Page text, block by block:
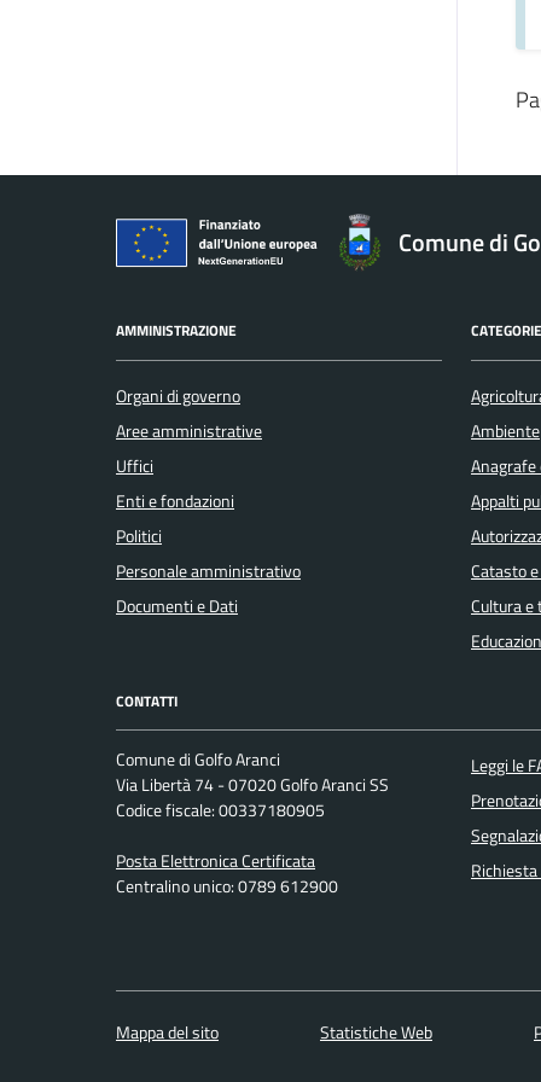
Comune di
AMMINISTRAZIONE
Organi di governo
Aree amministrative
Uffici
Enti e fondazioni
Politici
Personale amministrativo
Documenti e Dati
Ambiente
Appalti
Catasto
Cultura e
CONTATTI
Comune di Golfo Aranci
Via Libertà 74 - 07020 Golfo Aranci SS
Codice fiscale: 00337180905
Posta Elettronica Certificata
Centralino unico: 0789 612900
Leggi le
Mappa del sito Statistiche Web